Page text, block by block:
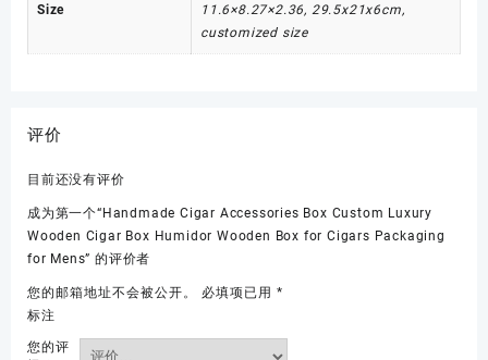
Size
11.6×8.27×2.36, 29.5x21x6cm,
customized size
评价
目前还没有评价
成为第一个“Handmade Cigar Accessories Box Custom Luxury
Wooden Cigar Box Humidor Wooden Box for Cigars Packaging
for Mens” 的评价者
您的邮箱地址不会被公开。 必填项已用 *
标注
您的评